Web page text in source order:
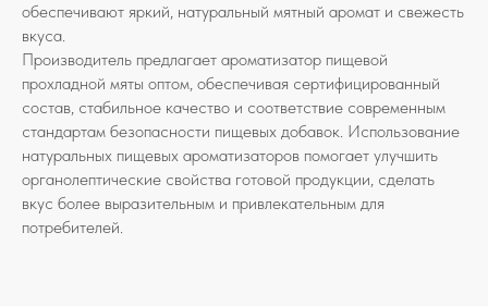
обеспечивают яркий, натуральный мятный аромат и свежесть
вкуса.
Производитель предлагает ароматизатор пищевой
прохладной мяты оптом, обеспечивая сертифицированный
состав, стабильное качество и соответствие современным
стандартам безопасности пищевых добавок. Использование
натуральных пищевых ароматизаторов помогает улучшить
органолептические свойства готовой продукции, сделать
вкус более выразительным и привлекательным для
потребителей.